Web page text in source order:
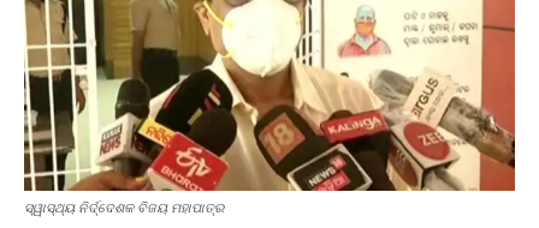
ସ୍ୱାସ୍ଥ୍ୟ ନିର୍ଦ୍ଦେଶକ ବିଜୟ ମହାପାତ୍ର